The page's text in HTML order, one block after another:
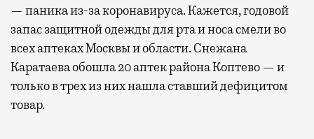
— паника из-за коронавируса. Кажется, годовой
запас защитной одежды для рта и носа смели во
всех аптеках Москвы и области. Снежана
Каратаева обошла 20 аптек района Коптево — и
только в трех из них нашла ставший дефицитом
товар.